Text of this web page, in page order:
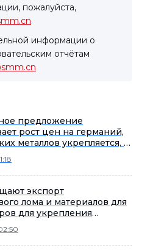
пожалуйста,
информации о
отчётам
предложение
рост цен на германий,
металлов укрепляется, в
High-Tech [SMM Flash]
экспорт
лома и материалов для
для укрепления